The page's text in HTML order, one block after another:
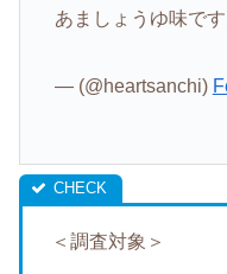
あましょうゆ味です
— (@heartsanchi)
＜調査対象＞